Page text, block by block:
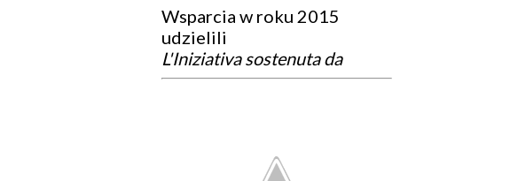
Wsparcia w roku 2015
udzielili
L'Iniziativa sostenuta da